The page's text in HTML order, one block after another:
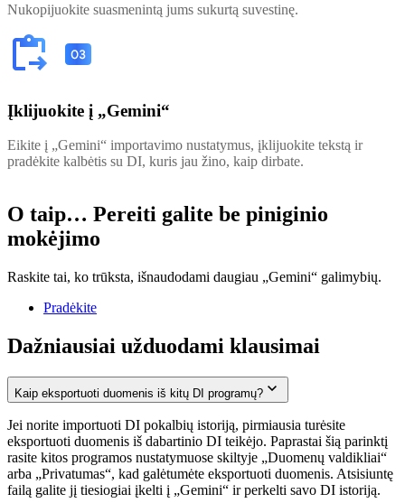
Nukopijuokite suasmenintą jums sukurtą suvestinę.
Įklijuokite į „Gemini“
Eikite į „Gemini“ importavimo nustatymus, įklijuokite tekstą ir
pradėkite kalbėtis su DI, kuris jau žino, kaip dirbate.
O taip… Pereiti galite be piniginio
mokėjimo
Raskite tai, ko trūksta, išnaudodami daugiau „Gemini“ galimybių.
Pradėkite
Dažniausiai užduodami klausimai
Kaip eksportuoti duomenis iš kitų DI programų?
Jei norite importuoti DI pokalbių istoriją, pirmiausia turėsite
eksportuoti duomenis iš dabartinio DI teikėjo. Paprastai šią parinktį
rasite kitos programos nustatymuose skiltyje „Duomenų valdikliai“
arba „Privatumas“, kad galėtumėte eksportuoti duomenis. Atsisiuntę
failą galite jį tiesiogiai įkelti į „Gemini“ ir perkelti savo DI istoriją.